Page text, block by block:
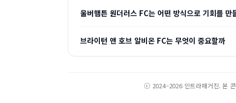
울버햄튼 원더러스 FC는 어떤 방식으로 기회를 만
브라이턴 앤 호브 알비온 FC는 무엇이 중요할까
ⓒ 2024–2026 인트라매거진. 본